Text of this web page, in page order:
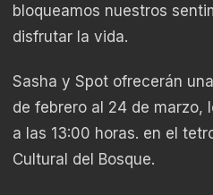
bloqueamos nuestros
disfrutar la vida.
Sasha y Spot ofrecerán
de febrero al 24 de marzo,
a las 13:00 horas. en el
Cultural del Bosque.